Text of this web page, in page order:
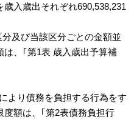
入歳出それぞれ690,538,231
及び当該区分ごとの金額並
、｢第1表 歳入歳出予算補
より債務を負担する行為をす
度額は、｢第2表債務負担行